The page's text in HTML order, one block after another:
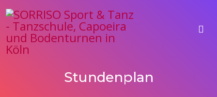
Stundenplan